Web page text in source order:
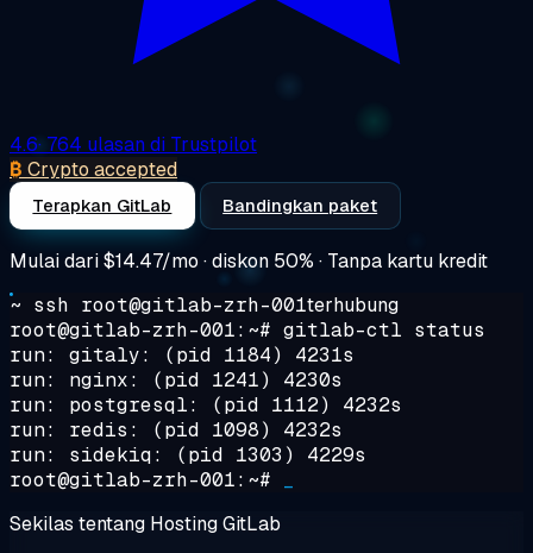
4.6· 764 ulasan di Trustpilot
₿ Crypto accepted
Terapkan GitLab Bandingkan paket
Mulai dari$14.47/mo · diskon 50% · Tanpa kartu kredit
~ ssh root@gitlab-zrh-001terhubung
root@gitlab-zrh-001:~# gitlab-ctl status
run: gitaly: (pid 1184) 4231s
run: nginx: (pid 1241) 4230s
run: postgresql: (pid 1112) 4232s
run: redis: (pid 1098) 4232s
run: sidekiq: (pid 1303) 4229s
root@gitlab-zrh-001:~#
Sekilas tentang Hosting GitLab